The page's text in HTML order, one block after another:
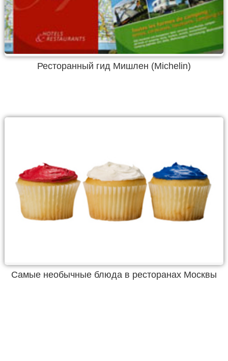
Ресторанный гид Мишлен (Michelin)
Самые необычные блюда в ресторанах Москвы